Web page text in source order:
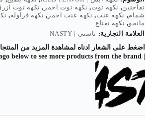
تفاحتين, نكهه توت, نكهه توت احمر , نكهه توت
شمام, نكهه عنب, نكهه عنب احمر , نكهه فراوله,
مانجو, نكهه نعناع
العلامة التجارية: ناستي | NASTY
اضغط على الشعار ادناه لمشاهدة المزيد من